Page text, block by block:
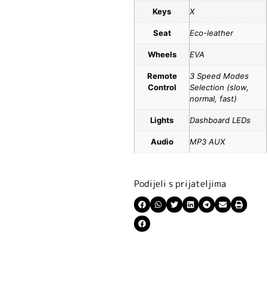
Keys X
Seat Eco-leather
Wheels EVA
Remote
Control
3 Speed Modes
Selection (slow,
normal, fast)
Lights Dashboard LEDs
Audio MP3 AUX
Podijeli s prijateljima